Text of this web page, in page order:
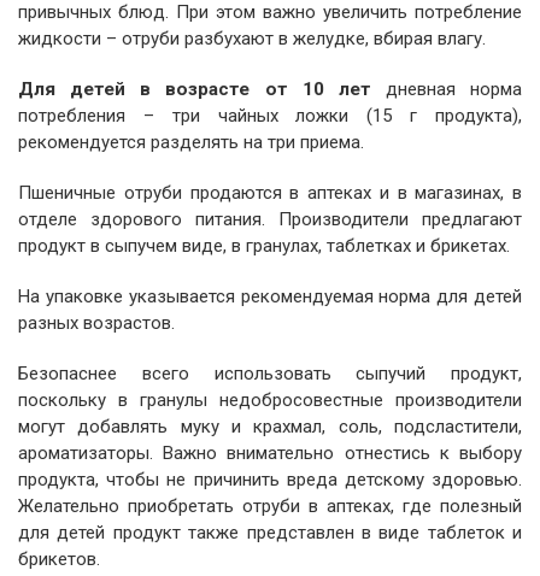
привычных блюд. При этом важно увеличить потребление
жидкости – отруби разбухают в желудке, вбирая влагу.
Для детей в возрасте от 10 лет дневная норма
потребления – три чайных ложки (15 г продукта),
рекомендуется разделять на три приема.
Пшеничные отруби продаются в аптеках и в магазинах, в
отделе здорового питания. Производители предлагают
продукт в сыпучем виде, в гранулах, таблетках и брикетах.
На упаковке указывается рекомендуемая норма для детей
разных возрастов.
Безопаснее всего использовать сыпучий продукт,
поскольку в гранулы недобросовестные производители
могут добавлять муку и крахмал, соль, подсластители,
ароматизаторы. Важно внимательно отнестись к выбору
продукта, чтобы не причинить вреда детскому здоровью.
Желательно приобретать отруби в аптеках, где полезный
для детей продукт также представлен в виде таблеток и
брикетов.